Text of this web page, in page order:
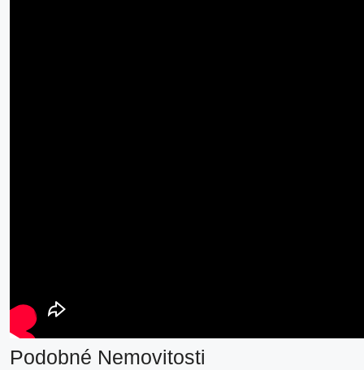
Podobné Nemovitosti